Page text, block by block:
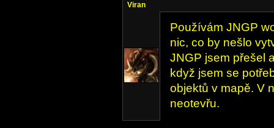
Viran
Používám JNGP
nic, co by nešlo
JNGP jsem přešel
když jsem se
objektů v mapě. V
neotevřu.